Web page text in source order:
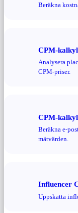
Beräkna
CPM-
Analysera
CPM-priser.
CPM-
Beräkna e-
mätvärden.
Influencer
Uppskatta